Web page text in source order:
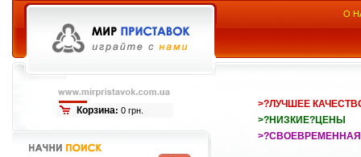
Корзина: 0 грн.
О
>?ЛУЧШЕЕ
>?НИЗКИЕ?ЦЕНЫ